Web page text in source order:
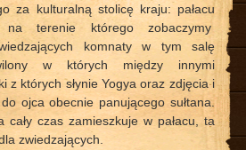
za kulturalną stolicę kraju: pałacu
terenie którego zobaczymy
komnaty w tym salę
w których między innymi
z których słynie Yogya oraz zdjęcia i
ojca obecnie panującego sułtana.
cały czas zamieszkuje w pałacu, ta
zwiedzających.